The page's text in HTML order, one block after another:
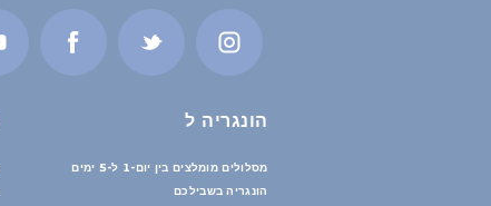
הונגריה ל
מסלולים מומלצים בין יום-1 ל-5 ימים
הונגריה בשבילכם